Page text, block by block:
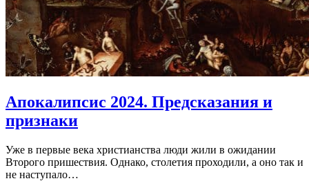
Апокалипсис 2024. Предсказания и
признаки
Уже в первые века христианства люди жили в ожидании
Второго пришествия. Однако, столетия проходили, а оно так и
не наступало…